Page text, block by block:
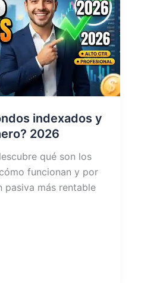
indexados y
2026
qué son los
funcionan y por
pasiva más rentable